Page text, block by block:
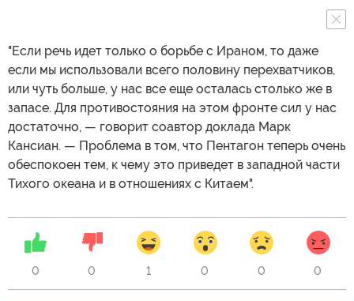
"Если речь идет только о борьбе с Ираном, то даже
если мы использовали всего половину перехватчиков,
или чуть больше, у нас все еще осталась столько же в
запасе. Для противостояния на этом фронте сил у нас
достаточно, — говорит соавтор доклада Марк
Кансиан. — Проблема в том, что Пентагон теперь очень
обеспокоен тем, к чему это приведет в западной части
Тихого океана и в отношениях с Китаем".
0 0 1 0 0 0